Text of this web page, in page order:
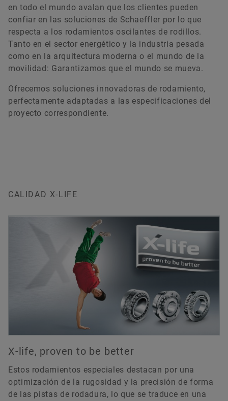
en todo el mundo avalan que los clientes pueden
confiar en las soluciones de Schaeffler por lo que
respecta a los rodamientos oscilantes de rodillos.
Tanto en el sector energético y la industria pesada
como en la arquitectura moderna o el mundo de la
movilidad: Garantizamos que el mundo se mueva.
Ofrecemos soluciones innovadoras de rodamiento,
perfectamente adaptadas a las especificaciones del
proyecto correspondiente.
CALIDAD X-LIFE
X-life, proven to be better
Estos rodamientos especiales destacan por una
optimización de la rugosidad y la precisión de forma
de las pistas de rodadura, lo que se traduce en una